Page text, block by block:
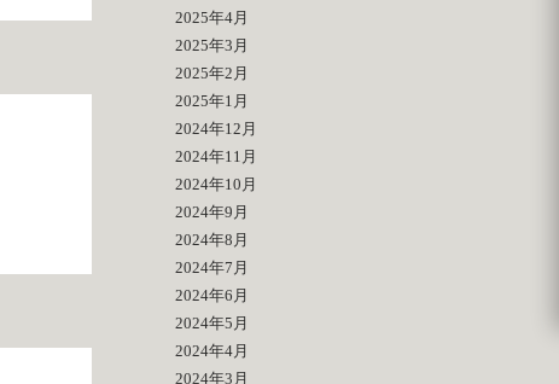
2025年4月
2025年3月
2025年2月
2025年1月
2024年12月
2024年11月
2024年10月
2024年9月
2024年8月
2024年7月
2024年6月
2024年5月
2024年4月
2024年3月